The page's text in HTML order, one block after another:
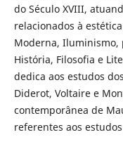
do Século XVIII,
relacionados à
Moderna, Iluminismo,
História, Filosofia e
dedica aos estudos
Diderot, Voltaire e
contemporânea de
referentes aos